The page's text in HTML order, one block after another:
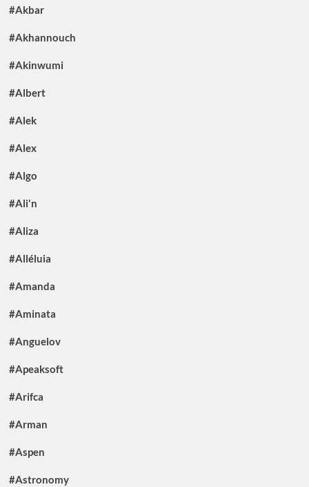
#Akbar
#Akhannouch
#Akinwumi
#Albert
#Alek
#Alex
#Algo
#Ali'n
#Aliza
#Alléluia
#Amanda
#Aminata
#Anguelov
#Apeaksoft
#Arifca
#Arman
#Aspen
#Astronomy